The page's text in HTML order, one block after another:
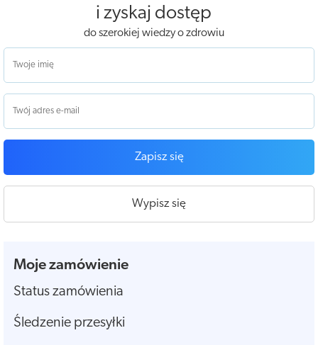
i zyskaj dostęp
do szerokiej wiedzy o zdrowiu
Zapisz się
Wypisz się
Moje zamówienie
Status zamówienia
Śledzenie przesyłki